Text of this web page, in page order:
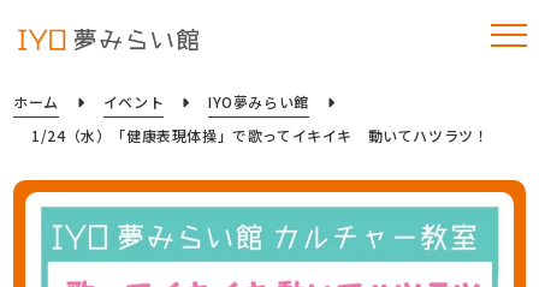
ホーム イベント
IYO夢みらい館
1/24（水）「健康表現体操」で歌ってイキイキ 動いてハツラツ！